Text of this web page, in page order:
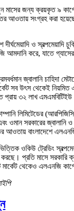
মাসের জন্য ক্রয়কৃত ৯
আওতায় সংগ্রহ করা
ও স্বল্পমেয়াদি
আমদানি করে, যাতে
জ্বালানি চাহিদা
সব উৎস থেকেই
প্রায় ৩২ লাখ
লিমিটেডের
ওমান সরকারের জ্বালানি ও
আওতায় বাংলাদেশে
ওকিউ ট্রেডিং
প্রতি মাসে সরকারি
থেকেও এলএনজি